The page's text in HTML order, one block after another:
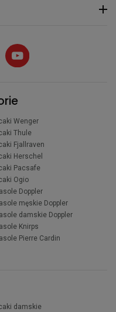
Wenger
Thule
Fjallraven
Herschel
Pacsafe
Ogio
Doppler
męskie Doppler
damskie Doppler
Knirps
Pierre Cardin
damskie